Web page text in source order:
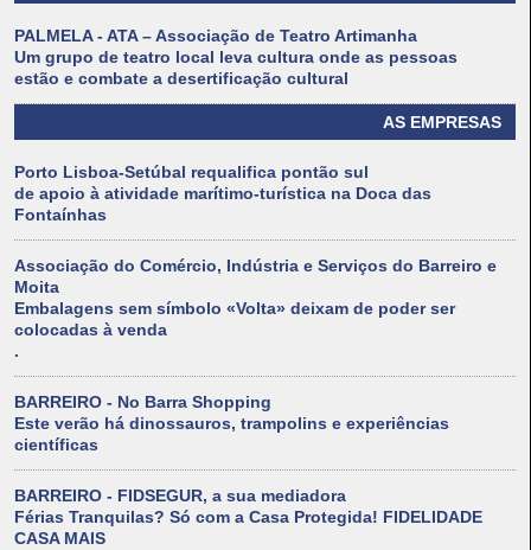
PALMELA - ATA – Associação de Teatro Artimanha
Um grupo de teatro local leva cultura onde as pessoas
estão e combate a desertificação cultural
AS EMPRESAS
Porto Lisboa-Setúbal requalifica pontão sul
de apoio à atividade marítimo-turística na Doca das
Fontaínhas
Associação do Comércio, Indústria e Serviços do Barreiro e
Moita
Embalagens sem símbolo «Volta» deixam de poder ser
colocadas à venda
.
BARREIRO - No Barra Shopping
Este verão há dinossauros, trampolins e experiências
científicas
BARREIRO - FIDSEGUR, a sua mediadora
Férias Tranquilas? Só com a Casa Protegida! FIDELIDADE
CASA MAIS